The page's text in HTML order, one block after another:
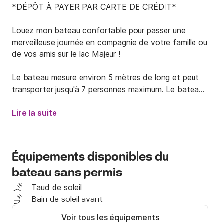
*DÉPÔT À PAYER PAR CARTE DE CRÉDIT*
Louez mon bateau confortable pour passer une
merveilleuse journée en compagnie de votre famille ou
de vos amis sur le lac Majeur !
Le bateau mesure environ 5 mètres de long et peut
transporter jusqu'à 7 personnes maximum. Le bateau
des coussins et un siège de conduite confortable à
accueillir jusqu'à un maximum de deux personnes.
De plus, il dispose d'un grand auvent pour s'abriter du
soleil pendant les heures les plus chaudes de la
journée.
Le bateau ne peut être loué que sans skipper à bord
et il n'est pas nécessaire d'avoir un permis bateau.
Lire la suite
Équipements disponibles du
bateau sans permis
Taud de soleil
Bain de soleil avant
Voir tous les équipements